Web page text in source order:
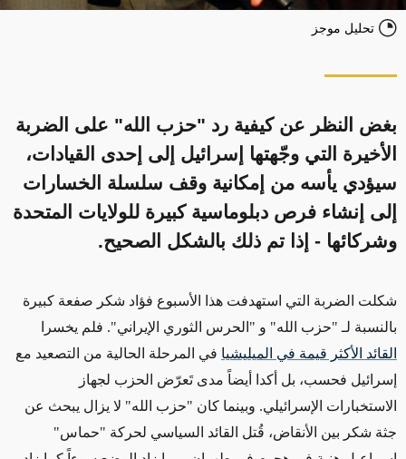
تحليل موجز
بغض النظر عن كيفية رد "حزب الله" على الضربة
الأخيرة التي وجّهتها إسرائيل إلى إحدى القيادات،
سيؤدي يأسه من إمكانية وقف سلسلة الخسارات
إلى إنشاء فرص دبلوماسية كبيرة للولايات المتحدة
وشركائها - إذا تم ذلك بالشكل الصحيح.
شكلت الضربة التي استهدفت هذا الأسبوع فؤاد شكر صفعة كبيرة
بالنسبة لـ "حزب الله" و "الحرس الثوري الإيراني". فلم يخسرا
القائد الأكثر قيمة في الميليشيا في المرحلة الحالية من التصعيد مع
إسرائيل فحسب، بل أكدا أيضاً مدى تَعرّض الحزب لجهاز
الاستخبارات الإسرائيلي. وبينما كان "حزب الله" لا يزال يبحث عن
جثة شكر بين الأنقاض، قُتل القائد السياسي لحركة "حماس"